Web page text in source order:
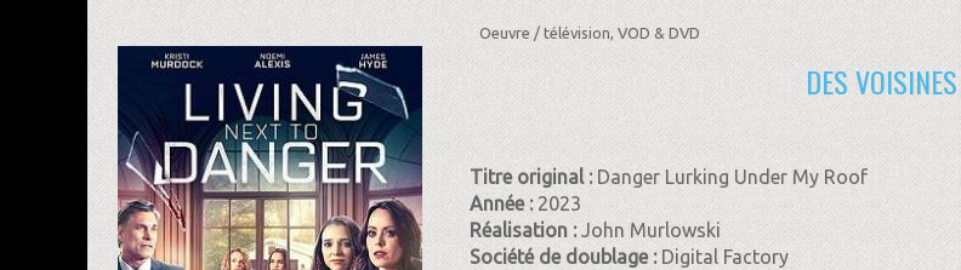
Oeuvre / télévision, VOD & DVD
DES
Titre original :Danger Lurking Under My Roof
Année :2023
Réalisation :John Murlowski
Société de doublage :Digital Factory